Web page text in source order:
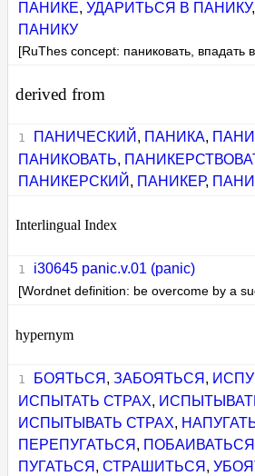
ПАНИКЕ,УДАРИТЬСЯ В ПАНИКУ
ПАНИКУ
[RuThes concept: паниковать, впадать
derived from
ПАНИЧЕСКИЙ , ПАНИКА,
ПАНИКОВАТЬ,
ПАНИКЕРСКИЙ , ПАНИКЕР,
Interlingual Index
i30645 panic.v.01 (panic)
[Wordnet definition: be overcome by a
hypernym
БОЯТЬСЯ , ЗАБОЯТЬСЯ ,
ИСПЫТАТЬ СТРАХ,
ИСПЫТЫВАТЬ СТРАХ,
ПЕРЕПУГАТЬСЯ , ПОБАИВАТЬСЯ
ПУГАТЬСЯ ,СТРАШИТЬСЯ ,